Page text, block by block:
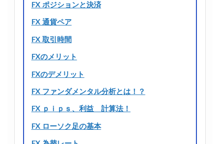
FX ポジションと決済
FX 通貨ペア
FX 取引時間
FXのメリット
FXのデメリット
FX ファンダメンタル分析とは！？
FX ｐｉｐｓ、利益 計算法！
FX ローソク足の基本